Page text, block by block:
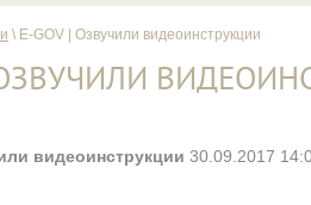
\ E-GOV | Озвучили видеоинструкции
ОЗВУЧИЛИ
видеоинструкции 30.09.2017